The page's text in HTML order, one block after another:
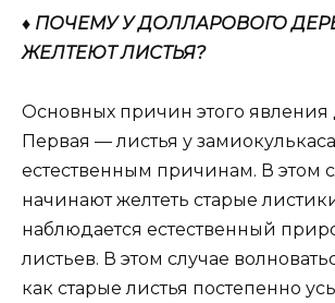
♦ ПОЧЕМУ У ДОЛЛАРОВОГО
ЖЕЛТЕЮТ ЛИСТЬЯ?
Основных причин этого явления
Первая — листья у
естественным причинам. В этом
начинают желтеть старые
наблюдается естественный
листьев. В этом случае
как старые листья постепенно